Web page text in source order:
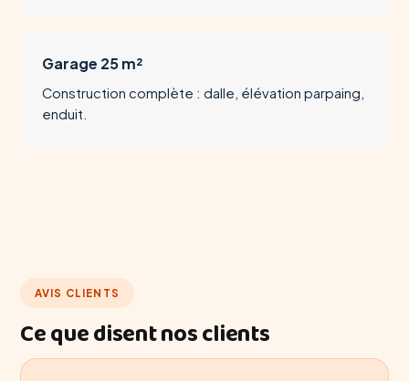
Garage 25 m²
Construction complète : dalle, élévation parpaing,
enduit.
AVIS CLIENTS
Ce que disent nos clients